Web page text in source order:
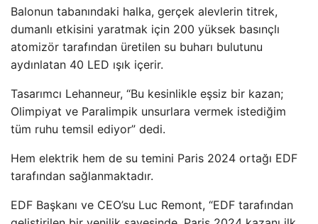
Balonun tabanındaki halka, gerçek alevlerin titrek,
dumanlı etkisini yaratmak için 200 yüksek basınçlı
atomizör tarafından üretilen su buharı bulutunu
aydınlatan 40 LED ışık içerir.
Tasarımcı Lehanneur, “Bu kesinlikle eşsiz bir kazan;
Olimpiyat ve Paralimpik unsurlara vermek istediğim
tüm ruhu temsil ediyor” dedi.
Hem elektrik hem de su temini Paris 2024 ortağı EDF
tarafından sağlanmaktadır.
EDF Başkanı ve CEO’su Luc Remont, “EDF tarafından